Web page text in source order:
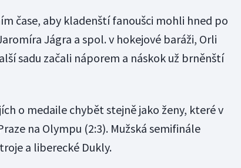
čase, aby kladenští fanoušci mohli hned po
Jágra a spol. v hokejové baráži, Orli
sadu začali náporem a náskok už brněnští
o medaile chybět stejně jako ženy, které v
na Olympu (2:3). Mužská semifinále
a liberecké Dukly.